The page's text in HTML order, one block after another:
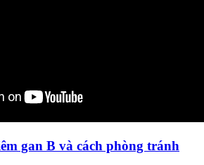
gan B và cách phòng tránh